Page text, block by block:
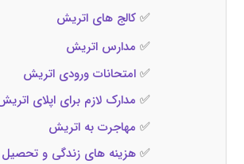
✅کالج‌ های اتریش
✅ مدارس اتریش
✅امتحانات ورودی اتریش
✅ مدارک لازم برای اپلای
✅ مهاجرت به اتریش
✅هزینه‌ های زندگی و